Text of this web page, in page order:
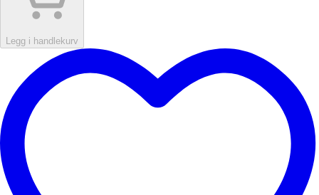
Legg i handlekurv